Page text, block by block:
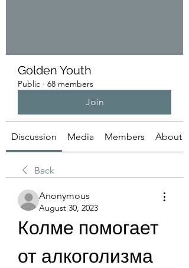
Golden Youth
Public · 68 members
Join
Discussion Media Members About
Back
Anonymous
August 30, 2023
Колме помогает
от алкоголизма